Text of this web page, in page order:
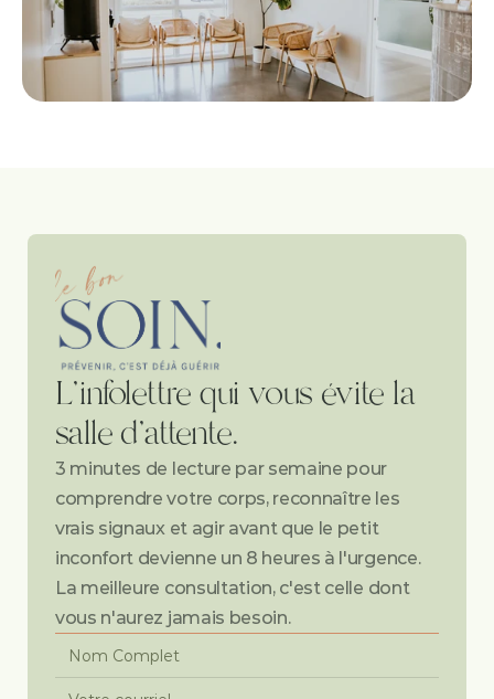
L'infolettre qui vous évite la
salle d'attente.
3 minutes de lecture par semaine pour
comprendre votre corps, reconnaître les
vrais signaux et agir avant que le petit
inconfort devienne un 8 heures à l'urgence.
La meilleure consultation, c'est celle dont
vous n'aurez jamais besoin.